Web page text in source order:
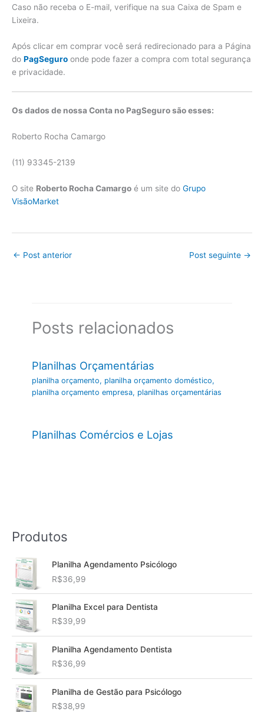
Caso não receba o E-mail, verifique na sua Caixa de Spam e
Lixeira.
Após clicar em comprar você será redirecionado para a Página
do PagSeguro onde pode fazer a compra com total segurança
e privacidade.
Os dados de nossa Conta no PagSeguro são esses:
Roberto Rocha Camargo
(11) 93345-2139
O site Roberto Rocha Camargo é um site do Grupo
VisãoMarket
← Post anterior Post seguinte →
Posts relacionados
Planilhas Orçamentárias
planilha orçamento, planilha orçamento doméstico,
planilha orçamento empresa, planilhas orçamentárias
Planilhas Comércios e Lojas
Produtos
Planilha Agendamento Psicólogo
R$36,99
Planilha Excel para Dentista
R$39,99
Planilha Agendamento Dentista
R$36,99
Planilha de Gestão para Psicólogo
R$38,99